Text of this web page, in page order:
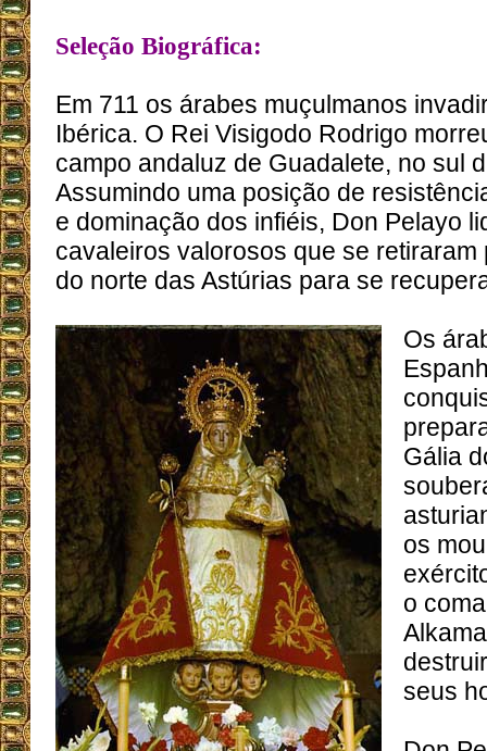
Seleção Biográfica:
Em 711 os árabes muçulmanos
Ibérica. O Rei Visigodo Rodrigo
campo andaluz de Guadalete, no sul
Assumindo uma posição de
e dominação dos infiéis, Don Pelayo
cavaleiros valorosos que se retiraram
do norte das Astúrias para se
Os
Gália
os
o
seus